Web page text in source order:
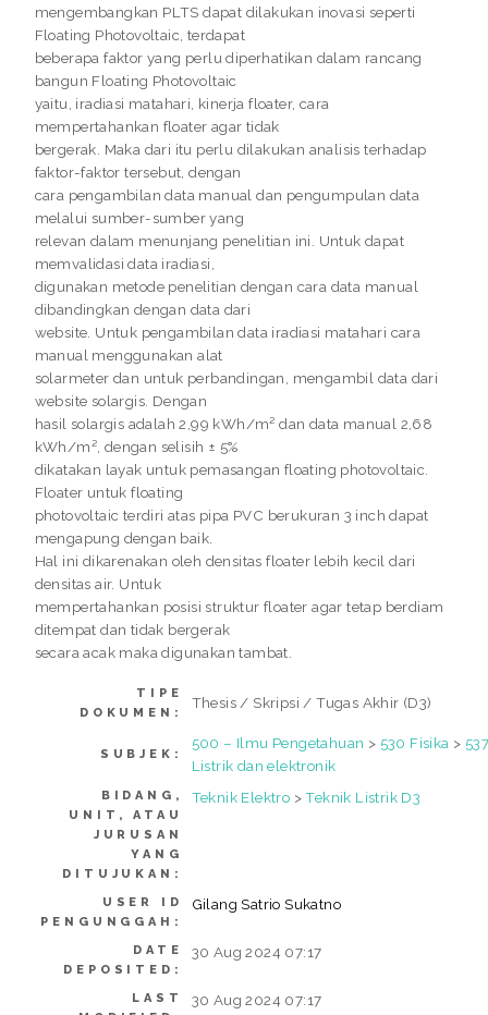
mengembangkan PLTS dapat dilakukan inovasi seperti
Floating Photovoltaic, terdapat
beberapa faktor yang perlu diperhatikan dalam rancang
bangun Floating Photovoltaic
yaitu, iradiasi matahari, kinerja floater, cara
mempertahankan floater agar tidak
bergerak. Maka dari itu perlu dilakukan analisis terhadap
faktor-faktor tersebut, dengan
cara pengambilan data manual dan pengumpulan data
melalui sumber-sumber yang
relevan dalam menunjang penelitian ini. Untuk dapat
memvalidasi data iradiasi,
digunakan metode penelitian dengan cara data manual
dibandingkan dengan data dari
website. Untuk pengambilan data iradiasi matahari cara
manual menggunakan alat
solarmeter dan untuk perbandingan, mengambil data dari
website solargis. Dengan
hasil solargis adalah 2,99 kWh/m² dan data manual 2,68
kWh/m², dengan selisih ± 5%
dikatakan layak untuk pemasangan floating photovoltaic.
Floater untuk floating
photovoltaic terdiri atas pipa PVC berukuran 3 inch dapat
mengapung dengan baik.
Hal ini dikarenakan oleh densitas floater lebih kecil dari
densitas air. Untuk
mempertahankan posisi struktur floater agar tetap berdiam
ditempat dan tidak bergerak
secara acak maka digunakan tambat.
TIPE
DOKUMEN:
Thesis / Skripsi / Tugas Akhir (D3)
SUBJEK:
500 – Ilmu Pengetahuan > 530 Fisika >
Listrik dan elektronik
BIDANG,
UNIT, ATAU
JURUSAN
YANG
DITUJUKAN:
Teknik Elektro >Teknik Listrik D3
USER ID
PENGUNGGAH:
Gilang Satrio Sukatno
DATE
DEPOSITED:
30 Aug 2024 07:17
LAST
30 Aug 2024 07:17